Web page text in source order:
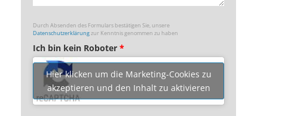
Durch Absenden des Formulars bestätigen Sie, unsere
Datenschutzerklärungzur Kenntnis genommen zu haben
Ich bin kein Roboter *
Hier klicken um die Marketing-Cookies zu
akzeptieren und den Inhalt zu aktivieren